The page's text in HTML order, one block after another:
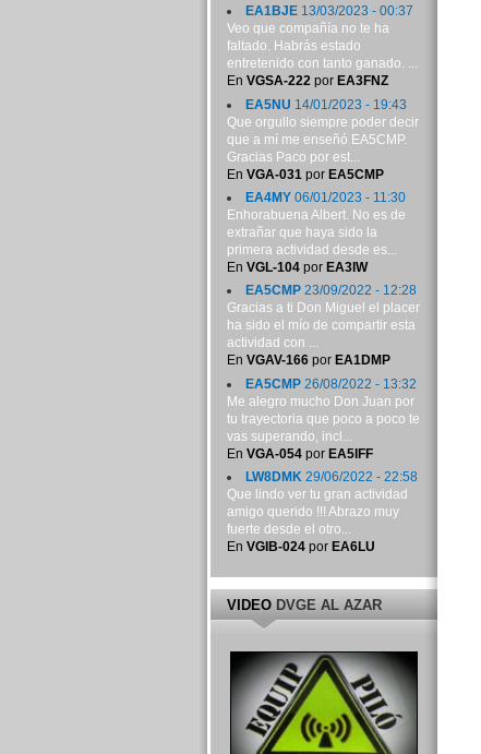
EA1BJE13/03/2023 - 00:37
Veo que compañía no te ha
faltado. Habrás estado
entretenido con tanto ganado. ...
En VGSA-222por EA3FNZ
EA5NU 14/01/2023 - 19:43
Que orgullo siempre poder decir
que a mí me enseñó EA5CMP.
Gracias Paco por est...
En VGA-031 por EA5CMP
EA4MY06/01/2023 - 11:30
Enhorabuena Albert. No es de
extrañar que haya sido la
primera actividad desde es...
En VGL-104por EA3IW
EA5CMP23/09/2022 - 12:28
Gracias a ti Don Miguel el placer
ha sido el mío de compartir esta
actividad con ...
En VGAV-166por EA1DMP
EA5CMP26/08/2022 - 13:32
Me alegro mucho Don Juan por
tu trayectoria que poco a poco te
vas superando, incl...
En VGA-054por EA5IFF
LW8DMK29/06/2022 - 22:58
Que lindo ver tu gran actividad
amigo querido !!! Abrazo muy
fuerte desde el otro...
En VGIB-024por EA6LU
VIDEODVGE AL AZAR